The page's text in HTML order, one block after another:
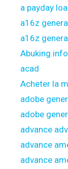
a payday
a16z
a16z
Abuking.info
acad
Acheter la
adobe
adobe
advance
advance
advance